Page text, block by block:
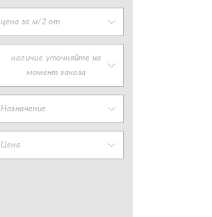
цена за м/2 от
наличие уточняйте на
момент заказа
Назначение
Цена